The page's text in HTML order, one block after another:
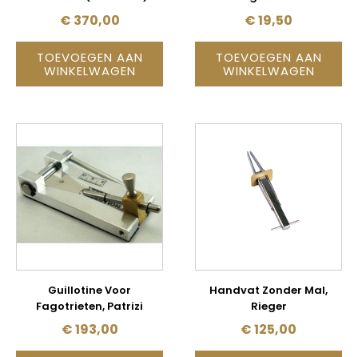
€ 370,00
TOEVOEGEN AAN
WINKELWAGEN
€19,50
TOEVOEGEN AAN
WINKELWAGEN
Guillotine Voor
Fagotrieten, Patrizi
€193,00
Handvat Zonder Mal,
Rieger
€125,00